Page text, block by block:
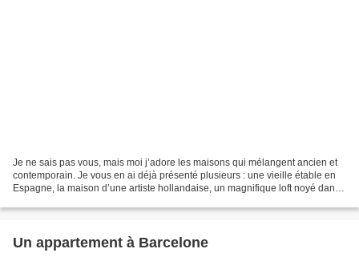
Je ne sais pas vous, mais moi j’adore les maisons qui mélangent ancien et
contemporain. Je vous en ai déjà présenté plusieurs : une vieille étable en
Espagne, la maison d’une artiste hollandaise, un magnifique loft noyé dans
Un appartement à Barcelone